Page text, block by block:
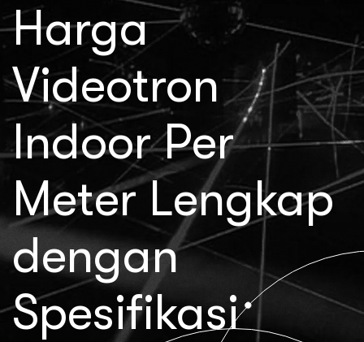
Harga
Videotron
Indoor Per
Meter Lengkap
dengan
Spesifikasi